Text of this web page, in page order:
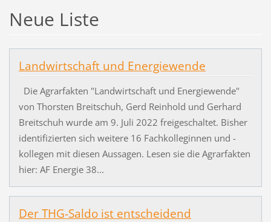
Neue Liste
Landwirtschaft und Energiewende
Die Agrarfakten "Landwirtschaft und Energiewende"
von Thorsten Breitschuh, Gerd Reinhold und Gerhard
Breitschuh wurde am 9. Juli 2022 freigeschaltet. Bisher
identifizierten sich weitere 16 Fachkolleginnen und -
kollegen mit diesen Aussagen. Lesen sie die Agrarfakten
hier: AF Energie 38...
Der THG-Saldo ist entscheidend